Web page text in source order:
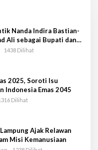
Nanda Indira Bastian-
Ali sebagai Bupati dan
Periode 2025-2030
1438 Dilihat
2025, Soroti Isu
Indonesia Emas 2045
Dilihat
Ajak Relawan
Misi Kemanusiaan